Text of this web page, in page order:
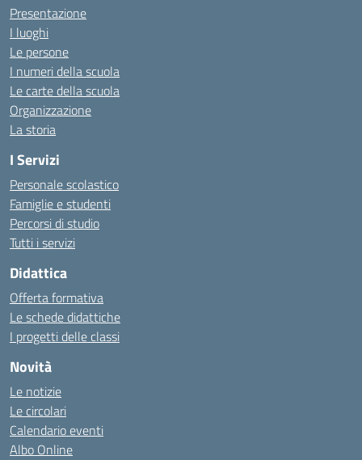
Presentazione
I luoghi
Le persone
I numeri della scuola
Le carte della scuola
Organizzazione
La storia
I Servizi
Personale scolastico
Famiglie e studenti
Percorsi di studio
Tutti i servizi
Didattica
Offerta formativa
Le schede didattiche
I progetti delle classi
Novità
Le notizie
Le circolari
Calendario eventi
Albo Online